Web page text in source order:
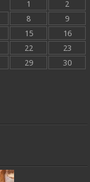
1
2
8
9
15
16
22
23
29
30